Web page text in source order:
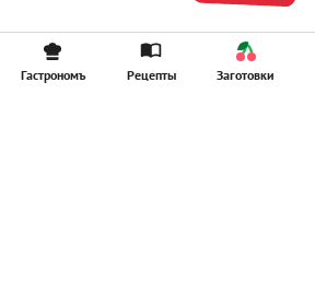
Гастрономъ Рецепты Заготовки